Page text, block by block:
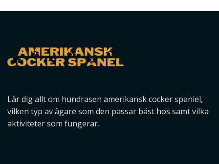
Lär dig allt om hundrasen amerikansk cocker spaniel,
vilken typ av ägare som den passar bäst hos samt vilka
aktiviteter som fungerar.